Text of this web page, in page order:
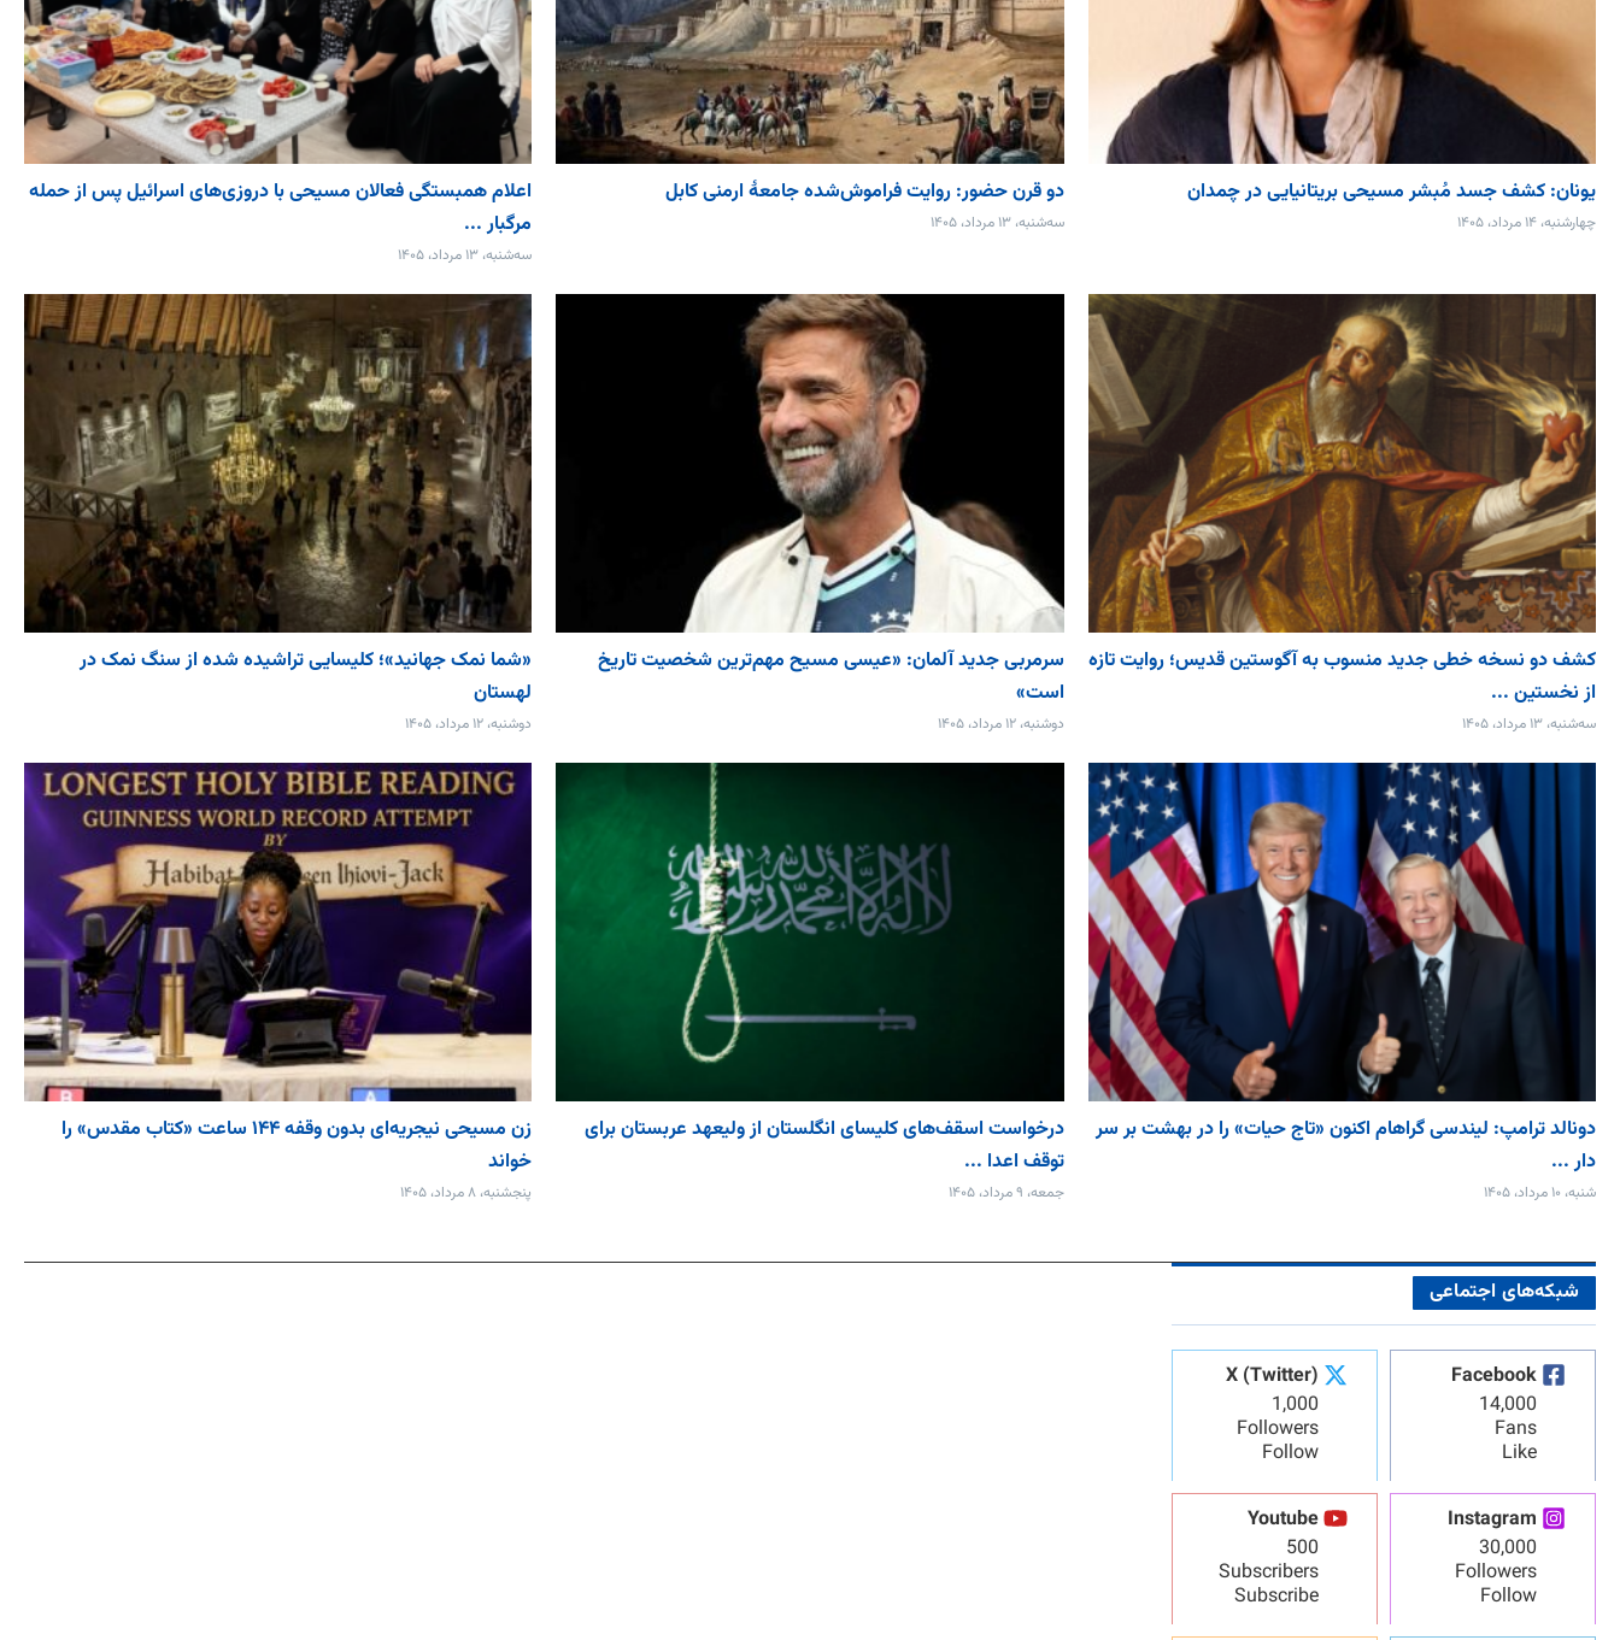
یونان: کشف جسد مُبشر مسیحی بریتانیایی در چمدان
چهارشنبه، ۱۴ مرداد، ۱۴۰۵
دو قرن حضور: روایت فراموش‌شده جامعۀ ارمنی کابل
سه‌شنبه، ۱۳ مرداد، ۱۴۰۵
اعلام همبستگی فعالان مسیحی با دروزی‌های اسرائیل پس از حمله
مرگبار ...
سه‌شنبه، ۱۳ مرداد، ۱۴۰۵
کشف دو نسخه خطی جدید منسوب به آگوستین قدیس؛ روایت تازه
از نخستین ...
سه‌شنبه، ۱۳ مرداد، ۱۴۰۵
سرمربی جدید آلمان: «عیسی مسیح مهم‌ترین شخصیت تاریخ
است»
دوشنبه، ۱۲ مرداد، ۱۴۰۵
«شما نمک جهانید»؛ کلیسایی تراشیده شده از سنگ نمک در
لهستان
دوشنبه، ۱۲ مرداد، ۱۴۰۵
دونالد ترامپ: لیندسی گراهام اکنون «تاج حیات» را در بهشت بر سر
دار ...
شنبه، ۱۰ مرداد، ۱۴۰۵
درخواست اسقف‌های کلیسای انگلستان از ولیعهد عربستان برای
توقف اعدا ...
جمعه، ۹ مرداد، ۱۴۰۵
زن مسیحی نیجریه‌ای بدون وقفه ۱۴۴ ساعت «کتاب مقدس» را
خواند
پنجشنبه، ۸ مرداد، ۱۴۰۵
شبکه‌های اجتماعی
Facebook
14,000
Fans
Like
X (Twitter)
1,000
Followers
Follow
Instagram
30,000
Followers
Follow
Youtube
500
Subscribers
Subscribe